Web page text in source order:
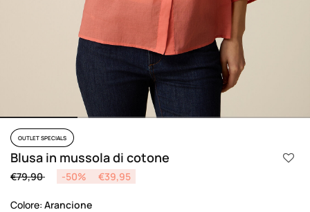
OUTLET SPECIALS
Blusa in mussola di cotone
Price reduced from
€79,90to -50% €39,95
Colore: Arancione